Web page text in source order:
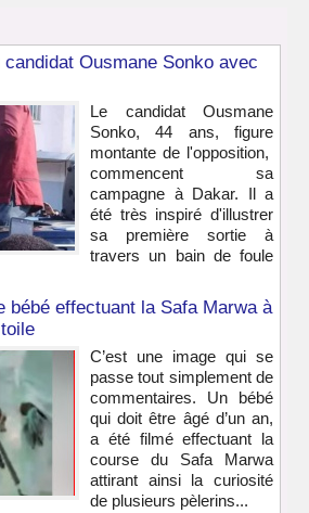
Ousmane Sonko avec
Le candidat Ousmane
Sonko, 44 ans, figure
montante de l'opposition,
commencent sa
campagne à Dakar. Il a
été très inspiré d'illustrer
sa première sortie à
travers un bain de foule
bébé effectuant la Safa Marwa à
C’est une image qui se
passe tout simplement de
commentaires. Un bébé
qui doit être âgé d’un an,
a été filmé effectuant la
course du Safa Marwa
attirant ainsi la curiosité
de plusieurs pèlerins...